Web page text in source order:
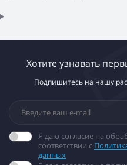
Хотите узнавать
Подпишитесь на нашу
Я даю согласие на
соответствии с
данных